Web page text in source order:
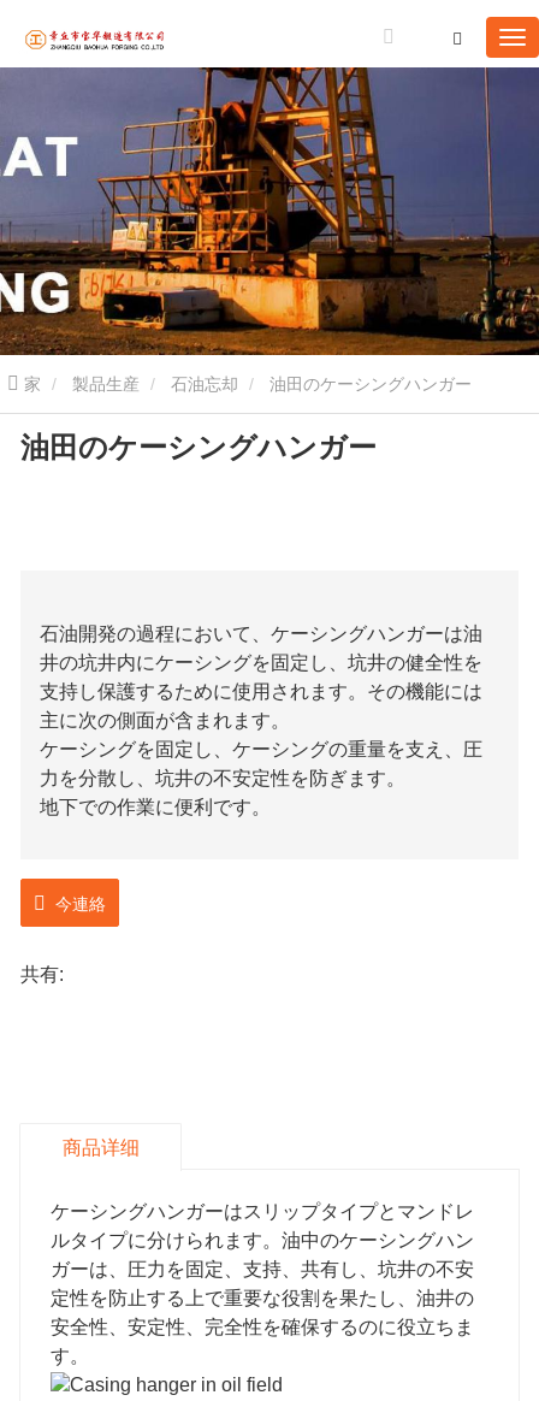
家 製品生産 石油忘却 油田のケーシングハンガー
油田のケーシングハンガー
石油開発の過程において、ケーシングハンガーは油
井の坑井内にケーシングを固定し、坑井の健全性を
支持し保護するために使用されます。その機能には
主に次の側面が含まれます。
ケーシングを固定し、ケーシングの重量を支え、圧
力を分散し、坑井の不安定性を防ぎます。
地下での作業に便利です。
今連絡
共有:
商品详细
ケーシングハンガーはスリップタイプとマンドレ
ルタイプに分けられます。油中のケーシングハン
ガーは、圧力を固定、支持、共有し、坑井の不安
定性を防止する上で重要な役割を果たし、油井の
安全性、安定性、完全性を確保するのに役立ちま
す。